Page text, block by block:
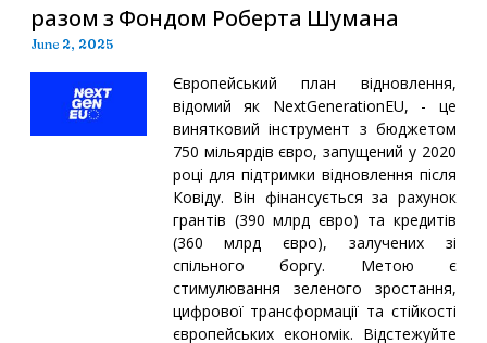
разом з Фондом Роберта Шумана
June 2, 2025
Європейський план відновлення,
відомий як NextGenerationEU, - це
винятковий інструмент з бюджетом
750 мільярдів євро, запущений у 2020
році для підтримки відновлення після
Ковіду. Він фінансується за рахунок
грантів (390 млрд євро) та кредитів
(360 млрд євро), залучених зі
спільного боргу. Метою є
стимулювання зеленого зростання,
цифрової трансформації та стійкості
європейських економік. Відстежуйте